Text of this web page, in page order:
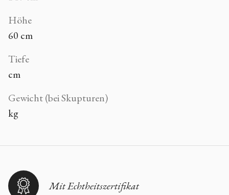
Höhe
60 cm
Tiefe
cm
Gewicht (bei Skupturen)
kg
Mit Echtheitszertifikat